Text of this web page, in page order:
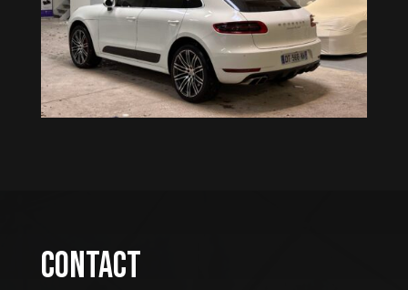
CONTACT